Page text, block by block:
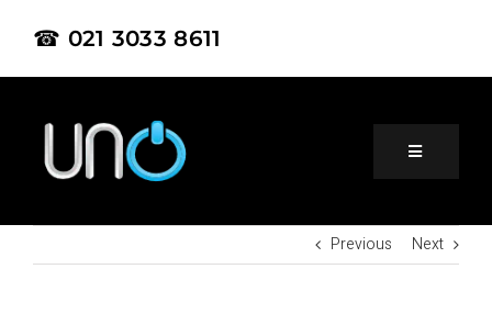
☎ 021 3033 8611
HomePrevious Next